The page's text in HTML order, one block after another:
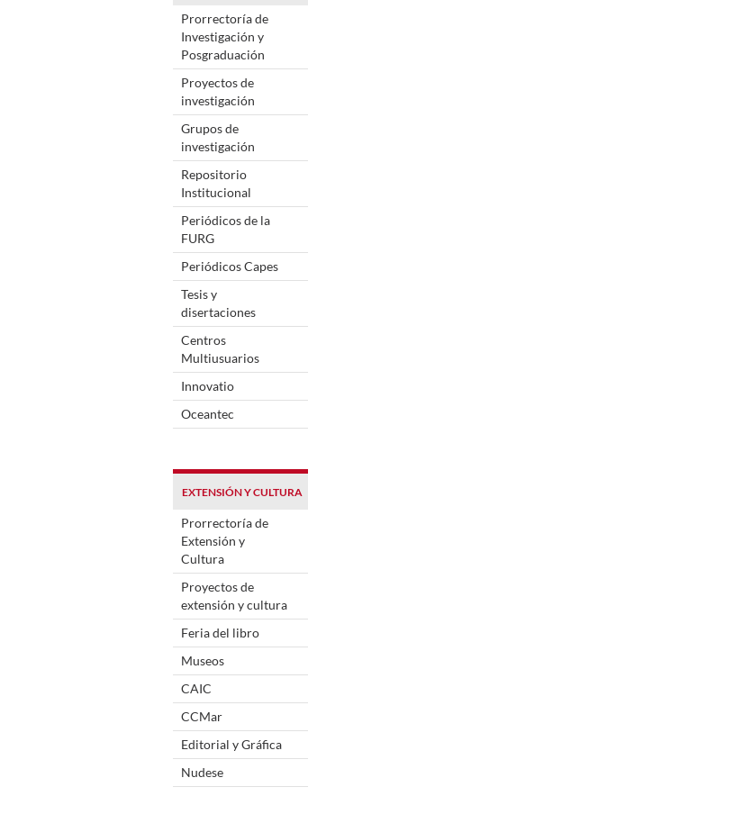
Prorrectoría de
Investigación y
Posgraduación
Proyectos de
investigación
Grupos de
investigación
Repositorio
Institucional
Periódicos de la
FURG
Periódicos Capes
Tesis y
disertaciones
Centros
Multiusuarios
Innovatio
Oceantec
EXTENSIÓN Y CULTURA
Prorrectoría de
Extensión y
Cultura
Proyectos de
extensión y cultura
Feria del libro
Museos
CAIC
CCMar
Editorial y Gráfica
Nudese